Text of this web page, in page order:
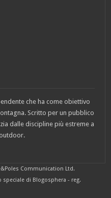
che ha come obiettivo
Scritto per un pubblico
dalle discipline più estreme a
Communication Ltd.
di Blogosphera - reg.